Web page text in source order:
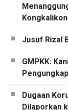
Jusuf Rizal
GMPKK:
Dugaan
Dilaporkan